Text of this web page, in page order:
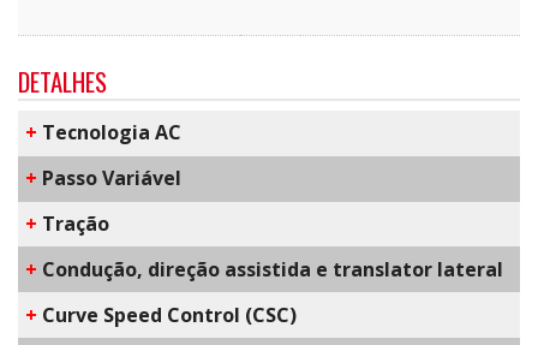
DETALHES
+ ​Tecnologia AC
+ Passo Variável
+ Tração
+ Condução, direção assistida e translator lateral
+ C​urve Speed Control​ (CSC)